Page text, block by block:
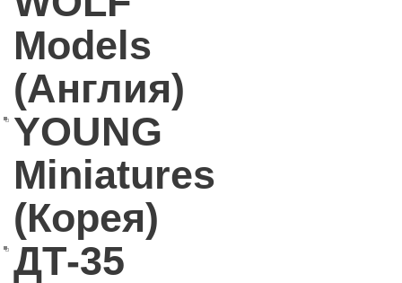
Models
(Англия)
YOUNG
Miniatures
(Корея)
ДТ-35